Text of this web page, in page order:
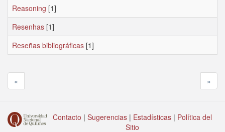
Reasoning [1]
Resenhas [1]
Reseñas bibliográficas [1]
« »
Contacto | Sugerencias | Estadísticas | Política del
Sitio